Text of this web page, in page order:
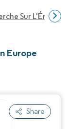
Sur
Europe
Share